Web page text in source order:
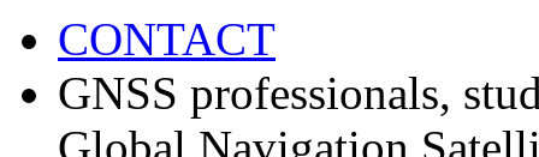
CONTACT
GNSS professionals,
Global Navigation